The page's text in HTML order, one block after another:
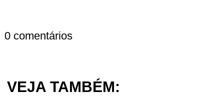
0 comentários
VEJA TAMBÉM: